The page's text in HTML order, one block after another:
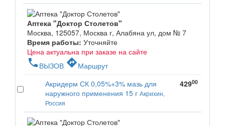
Аптека "Доктор Столетов"
Москва, 125057, Москва г, Алабяна ул, дом № 7
Время работы: Уточняйте
Цена актуальна при заказе на сайте
phone ВЫЗОВ directionsМаршрут
Акридерм СК 0,05%+3% мазь для
наружного применения 15 г Акрихин,
Россия
42900